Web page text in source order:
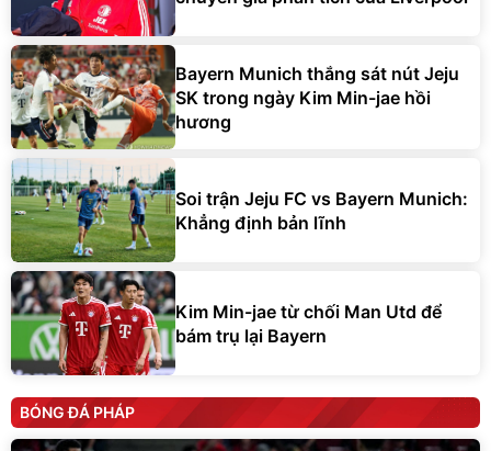
Bayern Munich thắng sát nút Jeju
SK trong ngày Kim Min-jae hồi
hương
Soi trận Jeju FC vs Bayern Munich:
Khẳng định bản lĩnh
Kim Min-jae từ chối Man Utd để
bám trụ lại Bayern
BÓNG ĐÁ PHÁP